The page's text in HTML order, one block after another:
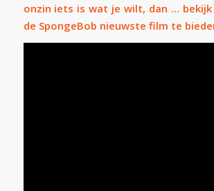
onzin iets is wat je wilt, dan …
de SpongeBob nieuwste film te